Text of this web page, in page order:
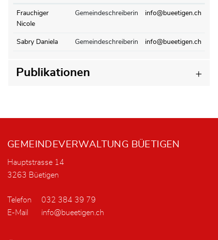
Frauchiger
Nicole
Gemeindeschreiberin info@bueetigen.ch
Sabry Daniela Gemeindeschreiberin info@bueetigen.ch
Publikationen
Fusszeile
GEMEINDEVERWALTUNG BÜETIGEN
Hauptstrasse 14
3263 Büetigen
Telefon
032 384 39 79
E-Mail
info@bueetigen.ch